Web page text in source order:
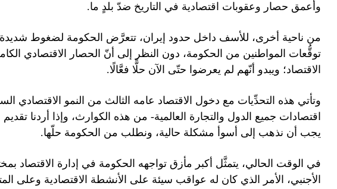
وأعمق حصار وعقوبات اقتصادية في التاريخ ضدّ بلدٍ ما.
من ناحية أخرى، للأسف داخل حدود إيران، تتعرَّض الحكومة لضغوط شديدة
توقُّعات المواطنين من الحكومة، دون النظر إلى أنّ الحصار الاقتصادي
الاقتصاد؛ ويبدو أنّهم لم يعرضوا حتّى الآن حلًّا فعَّالًا.
وتأتي هذه التحدِّيات مع دخول الاقتصاد عامه الثالث من النمو الاقتصادي
اقتصادات جميع الدول والتجارة العالمية- من هذه الكوارث، وإذا أردنا
يجب أن نذهب إلى أسوأ مشكلة حالية، ونطلب من الحكومة حلّها.
في الوقت الحالي، يتمثَّل أكبر مأزق تواجهه الحكومة في إدارة الاقتصاد
الأجنبي، الأمر الذي كان له عواقب سيئة على الأنشطة الاقتصادية وعلى